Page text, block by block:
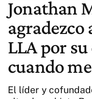
Cultura
Arte
Internacional
CARAS
Videos
Business
Diario del Juicio
Jonathan
agradezco
LLA por
cuando
El líder y